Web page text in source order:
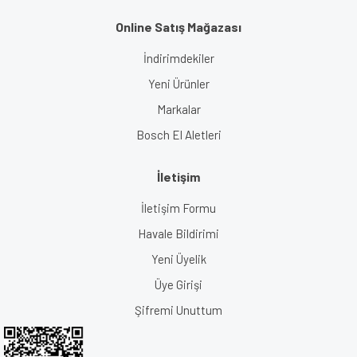
Online Satış Mağazası
İndirimdekiler
Yeni Ürünler
Markalar
Bosch El Aletleri
İletişim
İletişim Formu
Havale Bildirimi
Yeni Üyelik
Üye Girişi
Şifremi Unuttum